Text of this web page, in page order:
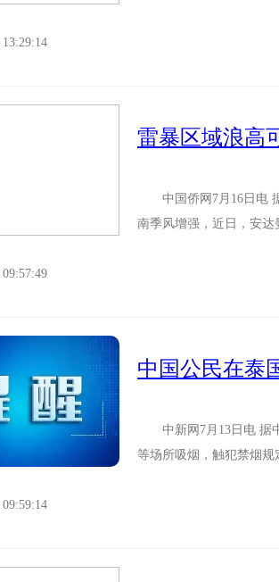
雷暴区域浪高
中国侨网7月16日电 据
南季风增强，近日，安
中国公民在泰
中新网7月13日电 据中
等场所吸烟，触犯禁烟